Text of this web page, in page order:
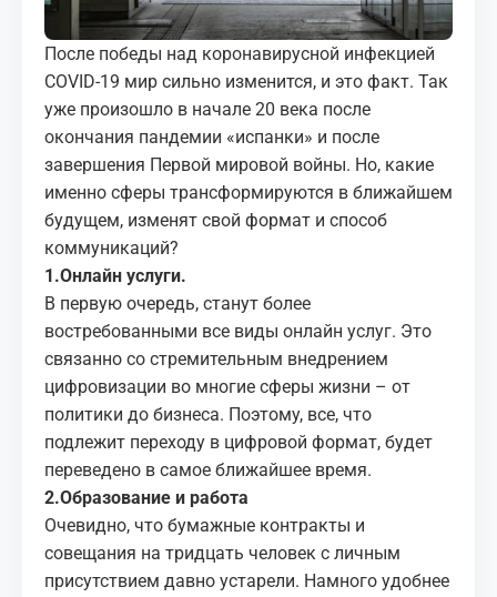
КОНТАКТЫ
UZ-PIN
После победы над коронавирусной инфекцией
COVID-19 мир сильно изменится, и это факт. Так
уже произошло в начале 20 века после
окончания пандемии «испанки» и после
завершения Первой мировой войны. Но, какие
именно сферы трансформируются в ближайшем
будущем, изменят свой формат и способ
коммуникаций?
1.Онлайн услуги.
В первую очередь, станут более
востребованными все виды онлайн услуг. Это
связанно со стремительным внедрением
цифровизации во многие сферы жизни – от
политики до бизнеса. Поэтому, все, что
подлежит переходу в цифровой формат, будет
переведено в самое ближайшее время.
2.Образование и работа
Очевидно, что бумажные контракты и
совещания на тридцать человек с личным
присутствием давно устарели. Намного удобнее